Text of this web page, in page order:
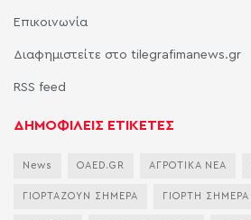
Επικοινωνία
Διαφημιστείτε στο tilegrafimanews.gr
RSS feed
ΔΗΜΟΦΙΛΕΙΣ ΕΤΙΚΕΤΕΣ
News OAED.GR ΑΓΡΟΤΙΚΑ ΝΕΑ
ΓΙΟΡΤΑΖΟΥΝ ΣΗΜΕΡΑ ΓΙΟΡΤΗ ΣΗΜΕΡΑ